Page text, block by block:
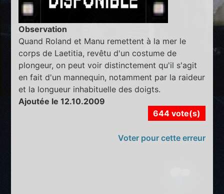
Observation
Quand Roland et Manu remettent à la mer le
corps de Laetitia, revêtu d'un costume de
plongeur, on peut voir distinctement qu'il s'agit
en fait d'un mannequin, notamment par la raideur
et la longueur inhabituelle des doigts.
Ajoutée le 12.10.2009
644 vote(s)
Voter pour cette erreur